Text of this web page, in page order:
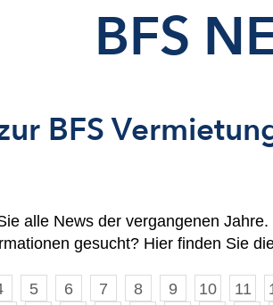
BFS
BFS
alle News der vergangenen
gesucht? Hier finden Sie
5 6 7 8 9 10 11